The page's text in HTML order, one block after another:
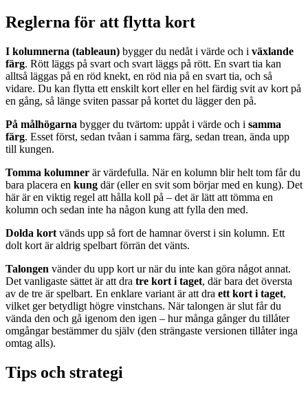
Reglerna för att flytta kort
I kolumnerna (tableaun) bygger du nedåt i värde och i växlande
färg. Rött läggs på svart och svart läggs på rött. En svart tia kan
alltså läggas på en röd knekt, en röd nia på en svart tia, och så
vidare. Du kan flytta ett enskilt kort eller en hel färdig svit av kort på
en gång, så länge sviten passar på kortet du lägger den på.
På målhögarna bygger du tvärtom: uppåt i värde och i samma
färg. Esset först, sedan tvåan i samma färg, sedan trean, ända upp
till kungen.
Tomma kolumner är värdefulla. När en kolumn blir helt tom får du
bara placera en kung där (eller en svit som börjar med en kung). Det
här är en viktig regel att hålla koll på – det är lätt att tömma en
kolumn och sedan inte ha någon kung att fylla den med.
Dolda kort vänds upp så fort de hamnar överst i sin kolumn. Ett
dolt kort är aldrig spelbart förrän det vänts.
Talongen vänder du upp kort ur när du inte kan göra något annat.
Det vanligaste sättet är att dra tre kort i taget, där bara det översta
av de tre är spelbart. En enklare variant är att dra ett kort i taget,
vilket ger betydligt högre vinstchans. När talongen är slut får du
vända den och gå igenom den igen – hur många gånger du tillåter
omgångar bestämmer du själv (den strängaste versionen tillåter inga
omtag alls).
Tips och strategi